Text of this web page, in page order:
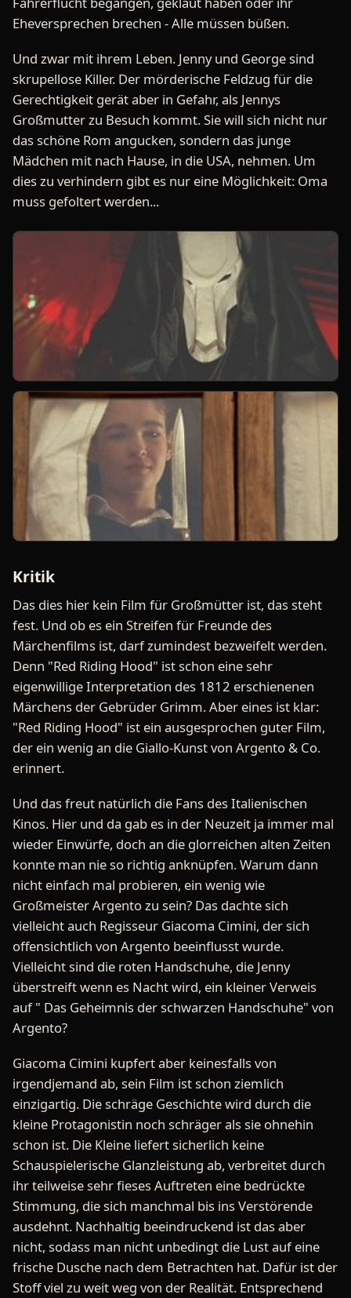
Eheversprechen brechen - Alle müssen büßen.
Und zwar mit ihrem Leben. Jenny und George sind
skrupellose Killer. Der mörderische Feldzug für die
Gerechtigkeit gerät aber in Gefahr, als Jennys
Großmutter zu Besuch kommt. Sie will sich nicht nur
das schöne Rom angucken, sondern das junge
Mädchen mit nach Hause, in die USA, nehmen. Um
dies zu verhindern gibt es nur eine Möglichkeit: Oma
muss gefoltert werden...
Kritik
Das dies hier kein Film für Großmütter ist, das steht
fest. Und ob es ein Streifen für Freunde des
Märchenfilms ist, darf zumindest bezweifelt werden.
Denn "Red Riding Hood" ist schon eine sehr
eigenwillige Interpretation des 1812 erschienenen
Märchens der Gebrüder Grimm. Aber eines ist klar:
"Red Riding Hood" ist ein ausgesprochen guter Film,
der ein wenig an die Giallo-Kunst von Argento & Co.
erinnert.
Und das freut natürlich die Fans des Italienischen
Kinos. Hier und da gab es in der Neuzeit ja immer mal
wieder Einwürfe, doch an die glorreichen alten Zeiten
konnte man nie so richtig anknüpfen. Warum dann
nicht einfach mal probieren, ein wenig wie
Großmeister Argento zu sein? Das dachte sich
vielleicht auch Regisseur Giacoma Cimini, der sich
offensichtlich von Argento beeinflusst wurde.
Vielleicht sind die roten Handschuhe, die Jenny
überstreift wenn es Nacht wird, ein kleiner Verweis
auf " Das Geheimnis der schwarzen Handschuhe" von
Argento?
Giacoma Cimini kupfert aber keinesfalls von
irgendjemand ab, sein Film ist schon ziemlich
einzigartig. Die schräge Geschichte wird durch die
kleine Protagonistin noch schräger als sie ohnehin
schon ist. Die Kleine liefert sicherlich keine
Schauspielerische Glanzleistung ab, verbreitet durch
ihr teilweise sehr fieses Auftreten eine bedrückte
Stimmung, die sich manchmal bis ins Verstörende
ausdehnt. Nachhaltig beeindruckend ist das aber
nicht, sodass man nicht unbedingt die Lust auf eine
frische Dusche nach dem Betrachten hat. Dafür ist der
Stoff viel zu weit weg von der Realität. Entsprechend